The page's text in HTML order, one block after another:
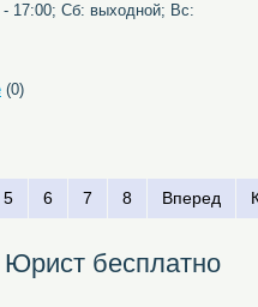
17:00; Сб: выходной; Вс:
(0)
5 6 7 8 Вперед
бесплатно